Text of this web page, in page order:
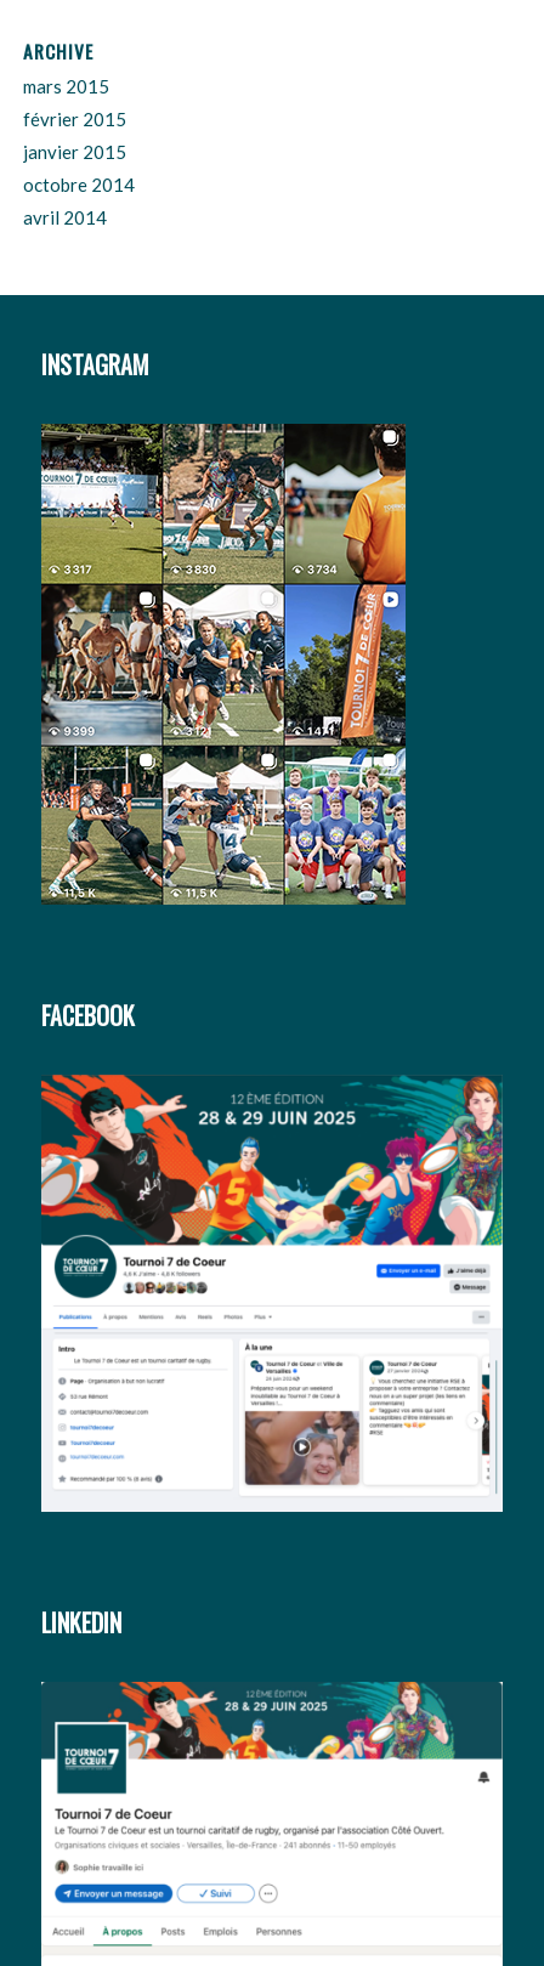
ARCHIVE
mars 2015
février 2015
janvier 2015
octobre 2014
avril 2014
INSTAGRAM
FACEBOOK
LINKEDIN